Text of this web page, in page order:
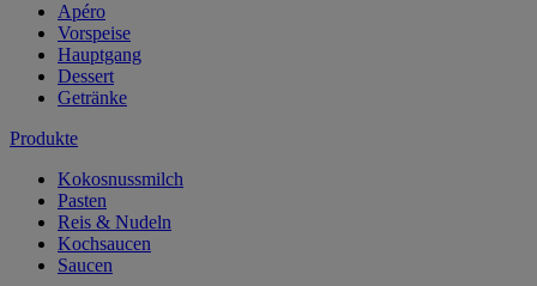
Apéro
Vorspeise
Hauptgang
Dessert
Getränke
Produkte
Kokosnussmilch
Pasten
Reis & Nudeln
Kochsaucen
Saucen